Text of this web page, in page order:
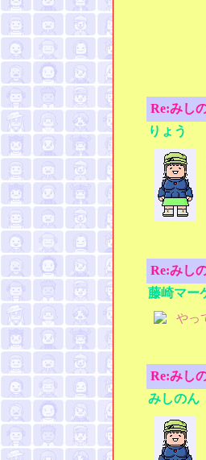
Re:みし
りょう
Re:みし
藤崎マー
やっ
Re:みし
みしのん